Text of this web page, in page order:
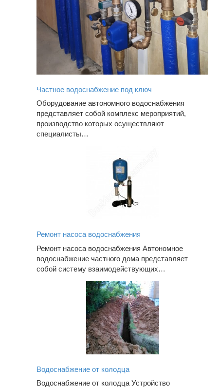
Частное водоснабжение под ключ
Оборудование автономного водоснабжения
представляет собой комплекс мероприятий,
производство которых осуществляют
специалисты…
Ремонт насоса водоснабжения
Ремонт насоса водоснабжения Автономное
водоснабжение частного дома представляет
собой систему взаимодействующих…
Водоснабжение от колодца
Водоснабжение от колодца Устройство